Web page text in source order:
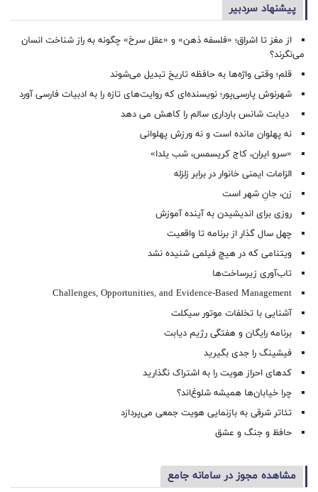
پیشنهاد سردبیر
از مغز تا اشراق؛ «فلسفه ذهن» و «عقل سرخ» چگونه به راز شناخت انسان
می‌نگرند؟
قلم؛ وقتی واژه‌ها به حافظه تاریخ تبدیل می‌شوند
شهرنوش پارسی‌پور؛ نویسنده‌ای که روایت‌های تازه را به ادبیات فارسی آورد
دیابت شانس بارداری سالم را کاهش می دهد
نه پهلوان مانده است و نه ورزش پهلوانی
«سرو ایران، کاج کریسمس، شب یلدا»
الزامات ایمنی خانوار در برابر زلزله
زن، جانِ شهر است
روزی برای اندیشیدن به آینده آموزش
چهل سال گذار از برنامه تا واقعیت
ویتنامی که در هیچ فیلمی شنیده نشد
تاب‌آوری زیرساخت‌ها
Challenges, Opportunities, and Evidence-Based Management
آشنایی با تخلفات موتور سیکلت
برنامه رایگان و هفتگی رژیم دیابت
فیشینگ را جدی بگیرید
کدهای احراز هویت را به اشتراک نگذارید
چرا خیابان‌ها همیشه شلوغ‌اند؟
تئاتر شرقی به بازنمایی هویت جمعی می‌پردازد
حافظ و جنگ و عشق
مشاهده مجوز در سامانه جامع